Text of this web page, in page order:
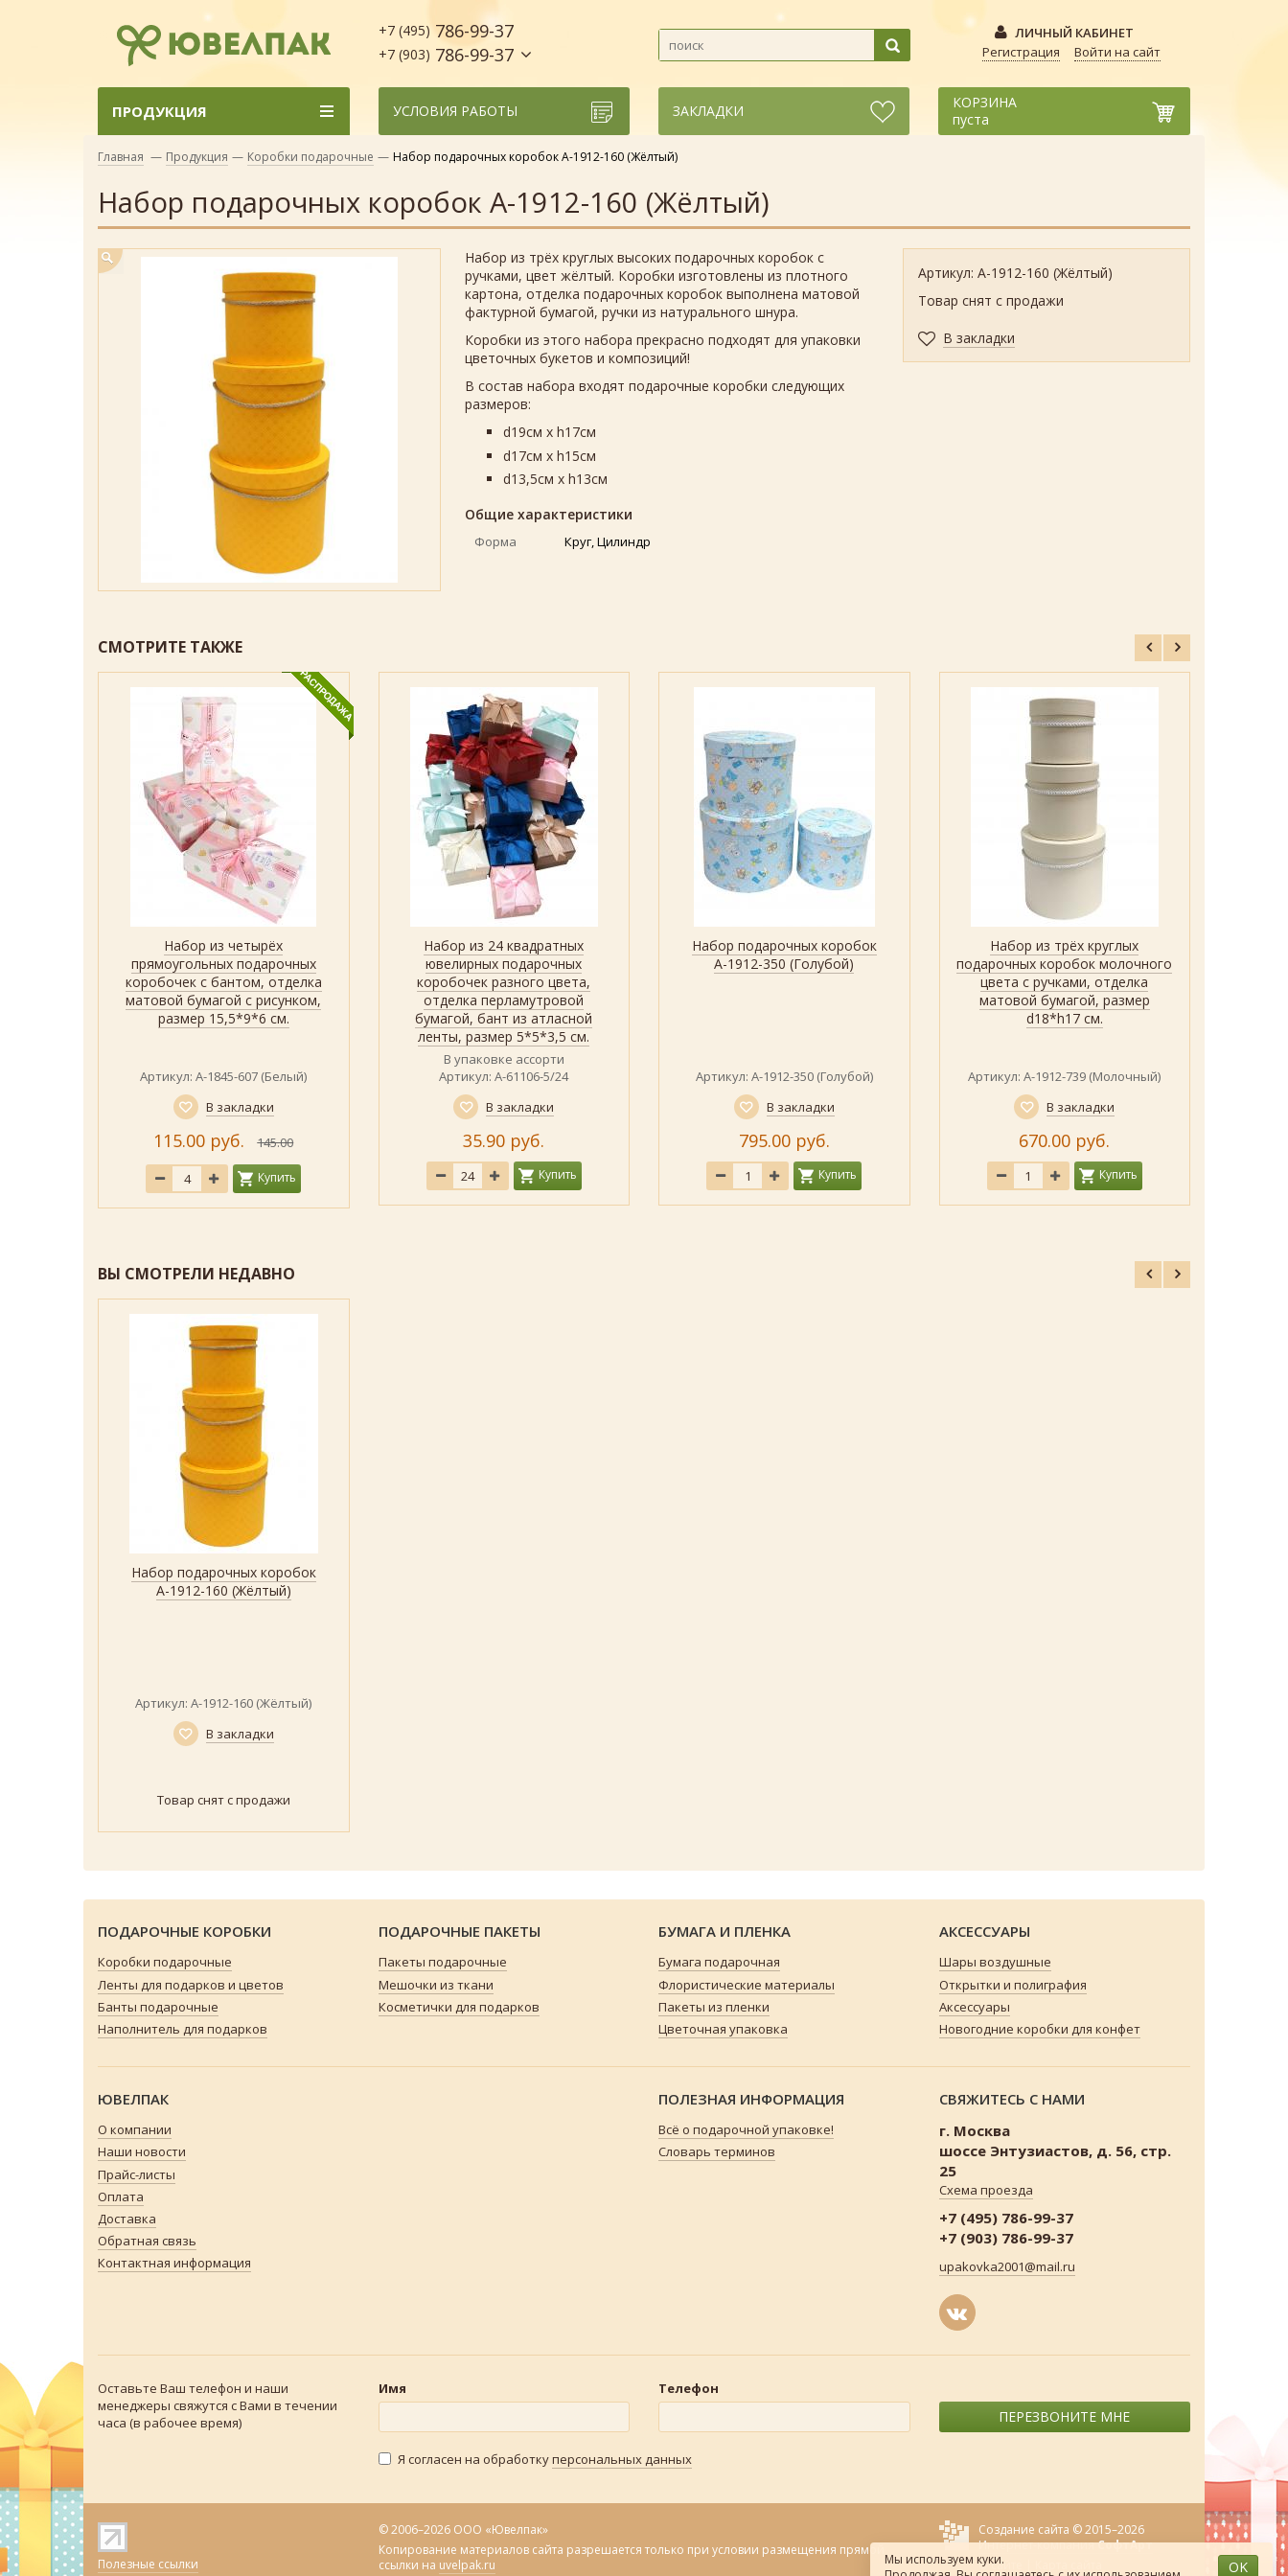
+7 (495) 786-99-37
+7 (903) 786-99-37
ЛИЧНЫЙ КАБИНЕТ
Регистрация
Войти на сайт
ПРОДУКЦИЯ УСЛОВИЯ РАБОТЫ ЗАКЛАДКИ
КОРЗИНА
пуста
Главная — Продукция — Коробки подарочные — Набор подарочных коробок А-1912-160 (Жёлтый)
Набор подарочных коробок А-1912-160 (Жёлтый)
Артикул: А-1912-160 (Жёлтый)
Товар снят с продажи
В закладки
Набор из трёх круглых высоких подарочных коробок с
ручками, цвет жёлтый. Коробки изготовлены из плотного
картона, отделка подарочных коробок выполнена матовой
фактурной бумагой, ручки из натурального шнура.
Коробки из этого набора прекрасно подходят для упаковки
цветочных букетов и композиций!
В состав набора входят подарочные коробки следующих
размеров:
d19см х h17см
d17см х h15см
d13,5см х h13см
Общие характеристики
Форма Круг, Цилиндр
СМОТРИТЕ ТАКЖЕ
Быстрый просмотр
Показать
Набор из четырёх
прямоугольных подарочных
коробочек с бантом, отделка
матовой бумагой с рисунком,
размер 15,5*9*6 см.
Артикул: А-1845-607 (Белый)
В закладки
115.00 руб. 145.00
Купить
Быстрый просмотр
Показать
Набор из 24 квадратных
ювелирных подарочных
коробочек разного цвета,
отделка перламутровой
бумагой, бант из атласной
ленты, размер 5*5*3,5 см.
В упаковке ассорти
Артикул: А-61106-5/24
В закладки
35.90 руб.
Купить
Быстрый просмотр
Показать
Набор подарочных коробок
А-1912-350 (Голубой)
Артикул: А-1912-350 (Голубой)
В закладки
795.00 руб.
Купить
Быстрый просмотр
Показать
Набор из трёх круглых
подарочных коробок молочного
цвета с ручками, отделка
матовой бумагой, размер
d18*h17 см.
Артикул: А-1912-739 (Молочный)
В закладки
670.00 руб.
Купить
ВЫ СМОТРЕЛИ НЕДАВНО
Быстрый просмотр
Показать
Набор подарочных коробок
А-1912-160 (Жёлтый)
Артикул: А-1912-160 (Жёлтый)
В закладки
Товар снят с продажи
ПОДАРОЧНЫЕ КОРОБКИ
Коробки подарочные
Ленты для подарков и цветов
Банты подарочные
Наполнитель для подарков
ПОДАРОЧНЫЕ ПАКЕТЫ
Пакеты подарочные
Мешочки из ткани
Косметички для подарков
БУМАГА И ПЛЕНКА
Бумага подарочная
Флористические материалы
Пакеты из пленки
Цветочная упаковка
АКСЕССУАРЫ
Шары воздушные
Открытки и полиграфия
Аксессуары
Новогодние коробки для конфет
ЮВЕЛПАК
О компании
Наши новости
Прайс-листы
Оплата
Доставка
Обратная связь
Контактная информация
ПОЛЕЗНАЯ ИНФОРМАЦИЯ
Всё о подарочной упаковке!
Словарь терминов
СВЯЖИТЕСЬ С НАМИ
г. Москва
шоссе Энтузиастов, д. 56, стр.
25
Схема проезда
+7 (495) 786-99-37
+7 (903) 786-99-37
upakovka2001@mail.ru
Оставьте Ваш телефон и наши
менеджеры свяжутся с Вами в течении
часа (в рабочее время)
Имя Телефон
ПЕРЕЗВОНИТЕ МНЕ
Я согласен на обработкуперсональных данных
Полезные ссылки
© 2006–2026 ООО «Ювелпак»
Копирование материалов сайта разрешается только при условии размещения прямой
ссылки на uvelpak.ru
Создание сайта © 2015–2026
Интернет-компанияСофтАрт
О сайте
Мы используем куки.
OK